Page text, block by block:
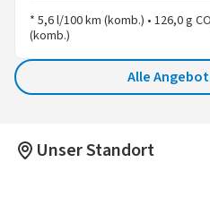
* 5,6 l/100 km (komb.) • 126,0 g
(komb.)
Alle
Unser Standort